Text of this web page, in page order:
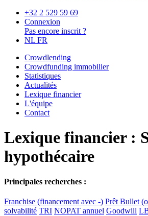
+32 2 529 59 69
Connexion
Pas encore inscrit ?
NL FR
Crowdlending
Crowdfunding immobilier
Statistiques
Actualités
Lexique financier
L'équipe
Contact
Lexique financier :
hypothécaire
Principales recherches :
Franchise (financement avec -) Prêt Bullet
solvabilité TRI NOPAT annuel Goodwill